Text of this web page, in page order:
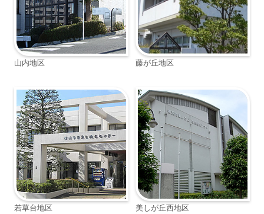
山内地区 藤が丘地区
若草台地区 美しが丘西地区